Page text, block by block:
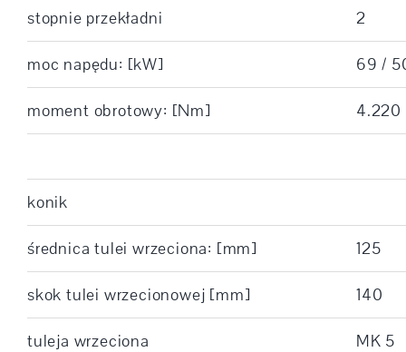
stopnie przekładni 2
moc napędu: [kW] 69 /
moment obrotowy: [Nm] 4.220
konik
średnica tulei wrzeciona: [mm] 125
skok tulei wrzecionowej [mm] 140
tuleja wrzeciona MK 5